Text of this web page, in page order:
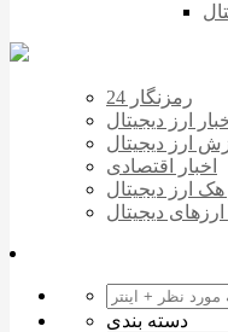
رمزنگار 24
ارز دیجیتال
ارز دیجیتال
اخبار اقتصادی
هک ارز دیجیتال
دیجیتال
دسته بندی